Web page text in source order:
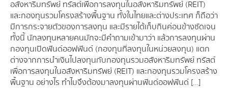
อสังหาริมทรัพย์ ทรัสต์เพื่อการลงทุนในอสังหาริมทรัพย์ (REIT)
และกองทุนรวมโครงสร้างพื้นฐาน ทั้งในไทยและต่างประเทศ ก็ถือว่า
มีการกระจายตัวของการลงทุน และมีรายได้เก็บกินค่อนข้างชัดเจน
ทั้งนี้ นักลงทุนหลายคนมักจะมีคำถามเข้ามาว่า แล้วการลงทุนผ่าน
กองทุนเปิดฟันด์ออฟฟันด์ (กองทุนที่ลงทุนในหน่วยลงทุน) แตก
ต่างจากการนำเงินไปลงทุนกับกองทุนรวมอสังหาริมทรัพย์ ทรัสต์
เพื่อการลงทุนในอสังหาริมทรัพย์ (REIT) และกองทุนรวมโครงสร้าง
พื้นฐาน อย่างไร ทำไมจึงต้องมาลงทุนผ่านฟันด์ออฟฟันด์ […]